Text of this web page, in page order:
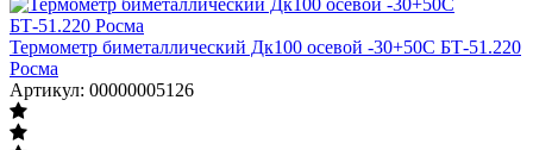
Термометр биметаллический Дк100 осевой -30+50С БТ-51.220
Росма
Артикул: 00000005126